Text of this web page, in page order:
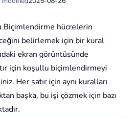
Biçimlendirme hücrelerin
belirlemek için bir kural
ekran görüntüsünde
için koşullu biçimlendirmeyi
Her satır için aynı kuralları
başka, bu işi çözmek için bazı